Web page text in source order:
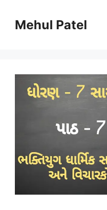
contentMehul Patel